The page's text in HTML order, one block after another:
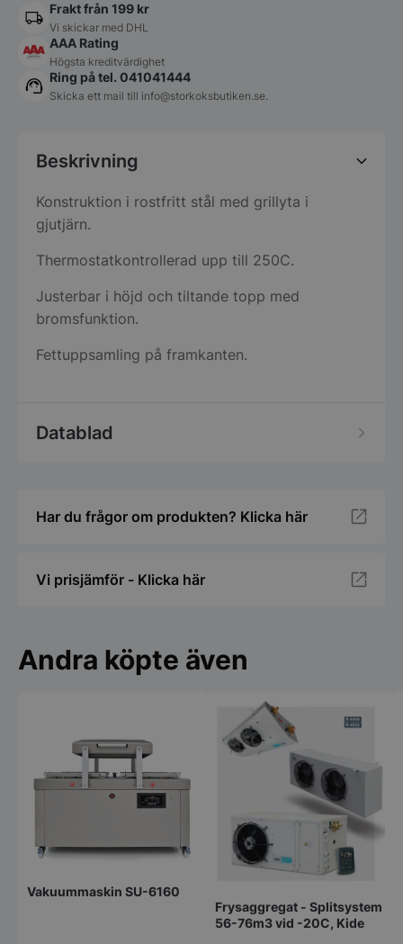
Frakt från 199 kr
Vi skickar med DHL
AAA Rating
Högsta kreditvärdighet
Ring på tel. 041041444
Skicka ett mail till info@storkoksbutiken.se.
Beskrivning
Konstruktion i rostfritt stål med grillyta i
gjutjärn.
Thermostatkontrollerad upp till 250C.
Justerbar i höjd och tiltande topp med
bromsfunktion.
Fettuppsamling på framkanten.
Datablad
Har du frågor om produkten? Klicka här
Vi prisjämför - Klicka här
Andra köpte även
Vakuummaskin SU-6160
Frysaggregat - Splitsystem
56-76m3 vid -20C, Kide